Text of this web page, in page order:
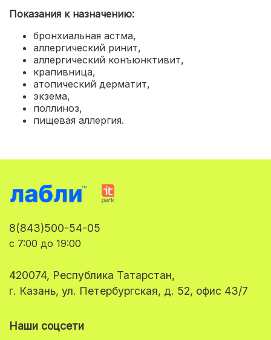
Показания к назначению:
бронхиальная астма,
аллергический ринит,
аллергический конъюнктивит,
крапивница,
атопический дерматит,
экзема,
поллиноз,
пищевая аллергия.
8(843)500-54-05
с 7:00 до 19:00
420074, Республика Татарстан,
г. Казань, ул. Петербургская, д. 52, офис 43/7
Наши соцсети